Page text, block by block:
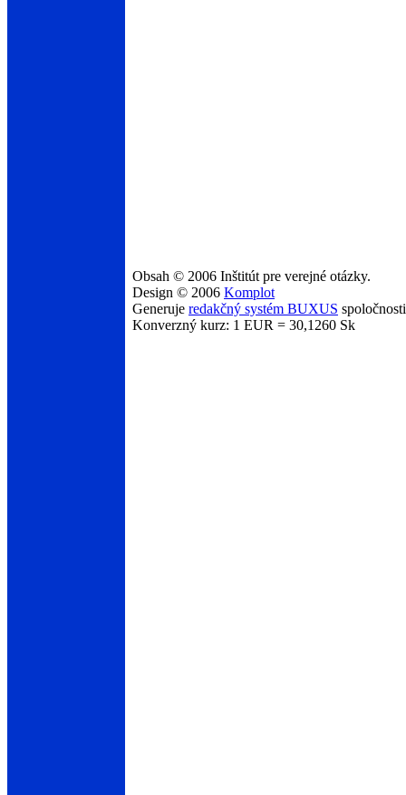
Obsah © 2006 Inštitút pre verejné otázky.
Design © 2006 Komplot
Generuje redakčný systém BUXUS
Konverzný kurz: 1 EUR = 30,1260 Sk